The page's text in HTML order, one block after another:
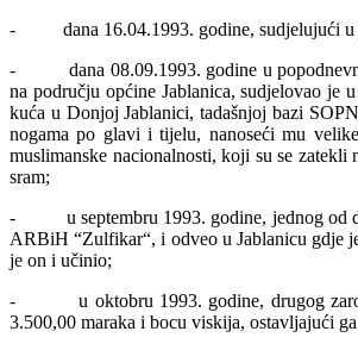
- dana 16.04.1993. godine, sudjelujući u
- dana 08.09.1993. godine u
na području općine Jablanica, sudjelovao je
kuća u Donjoj Jablanici, tadašnjoj bazi
nogama po glavi i tijelu, nanoseći mu
muslimanske nacionalnosti, koji su se
sram;
- u septembru 1993. godine, jednog od
ARBiH “Zulfikar“, i odveo u Jablanicu gdje
je on i učinio;
- u oktobru 1993. godine, drugog
3.500,00 maraka i bocu viskija, ostavljajući